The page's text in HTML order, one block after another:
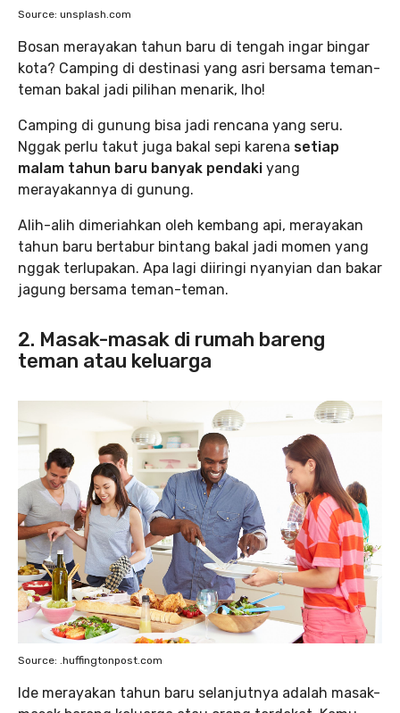
Source: unsplash.com
Bosan merayakan tahun baru di tengah ingar bingar
kota? Camping di destinasi yang asri bersama teman-
teman bakal jadi pilihan menarik, lho!
Camping di gunung bisa jadi rencana yang seru.
Nggak perlu takut juga bakal sepi karena setiap
malam tahun baru banyak pendaki yang
merayakannya di gunung.
Alih-alih dimeriahkan oleh kembang api, merayakan
tahun baru bertabur bintang bakal jadi momen yang
nggak terlupakan. Apa lagi diiringi nyanyian dan bakar
jagung bersama teman-teman.
2. Masak-masak di rumah bareng
teman atau keluarga
Source: .huffingtonpost.com
Ide merayakan tahun baru selanjutnya adalah masak-